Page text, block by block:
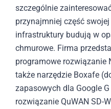
szczególnie
przynajmniej część
infrastruktury budują w
chmurowe. Firma
programowe rozwiązanie
także narzędzie Boxafe
zapasowych dla Google
rozwiązanie QuWAN SD-